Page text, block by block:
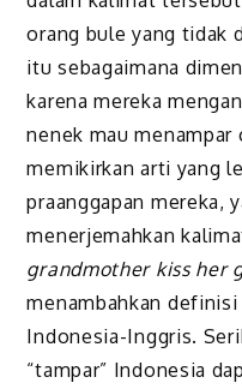
orang bule yang tidak
itu sebagaimana
karena mereka
nenek mau menampar
memikirkan arti yang
praanggapan mereka,
menerjemahkan
grandmother kiss her
menambahkan definisi
Indonesia-Inggris.
“tampar” Indonesia